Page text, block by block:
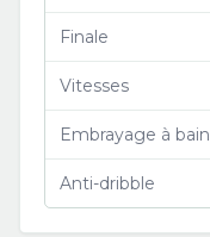
Finale
Vitesses
Embrayage à bain
Anti-dribble